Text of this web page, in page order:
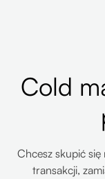
Cold
Chcesz skupić
transakcji,